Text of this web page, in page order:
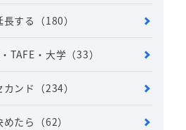
する （180）
TAFE・大学 （33）
ンド （234）
たら （62）